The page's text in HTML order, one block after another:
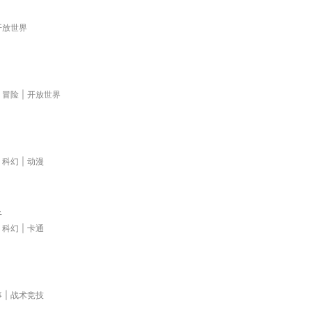
放世界
冒险
开放世界
科幻
动漫
科幻
卡通
战术竞技